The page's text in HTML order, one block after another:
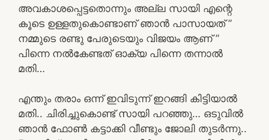
അവകാശപ്പെട്ടതൊന്നും അല്ല സായി എന്റെ
കൂടെ ഉള്ളതുകൊണ്ടാണ് ഞാൻ പാസായത് ”
നമ്മുടെ രണ്ടു പേരുടെയും വിജയം ആണ് ”
പിന്നെ നൽകേണ്ടത് ഓക്യ പിന്നെ തന്നാൽ
മതി…
എന്തും തരാം ഒന്ന് ഇവിടുന്ന് ഇറങ്ങി കിട്ടിയാൽ
മതി.. ചിരിച്ചുകൊണ്ട് സായി പറഞ്ഞു… ഒടുവിൽ
ഞാൻ ഫോൺ കട്ടാക്കി വീണ്ടും ജോലി തുടർന്നു..